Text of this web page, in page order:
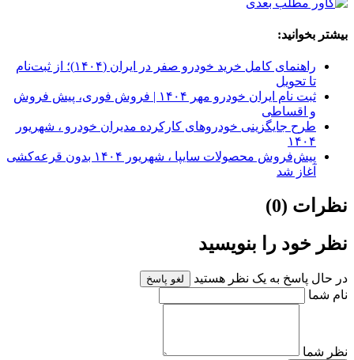
بیشتر بخوانید:
راهنمای کامل خرید خودرو صفر در ایران (۱۴۰۴)؛ از ثبت‌نام
تا تحویل
ثبت نام ایران خودرو مهر ۱۴۰۴ | فروش فوری، پیش فروش
و اقساطی
طرح جایگزینی خودروهای کارکرده مدیران خودرو ، شهریور
۱۴۰۴
پیش‌فروش محصولات سایپا ، شهریور ۱۴۰۴ بدون قرعه‌کشی
آغاز شد
نظرات (0)
نظر خود را بنویسید
در حال پاسخ به یک نظر هستید لغو پاسخ
نام شما
نظر شما